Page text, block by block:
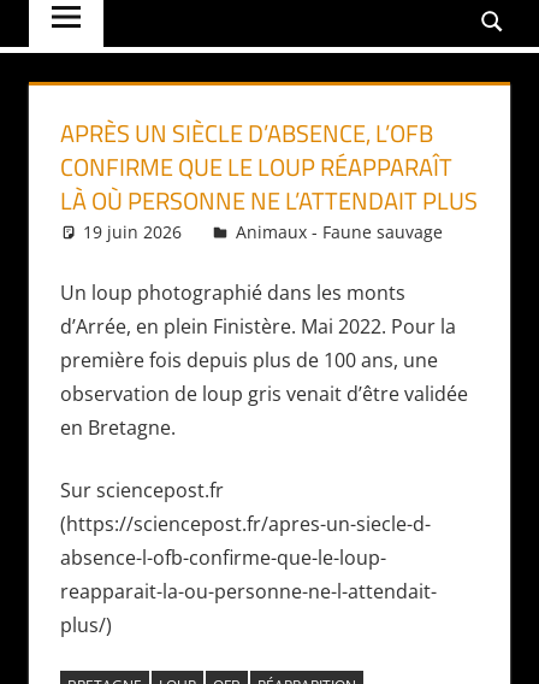
APRÈS UN SIÈCLE D’ABSENCE, L’OFB
CONFIRME QUE LE LOUP RÉAPPARAÎT
LÀ OÙ PERSONNE NE L’ATTENDAIT PLUS
19 juin 2026 Daniel
Animaux - Faune sauvage
Un loup photographié dans les monts
d’Arrée, en plein Finistère. Mai 2022. Pour la
première fois depuis plus de 100 ans, une
observation de loup gris venait d’être validée
en Bretagne.
Sur sciencepost.fr
(https://sciencepost.fr/apres-un-siecle-d-
absence-l-ofb-confirme-que-le-loup-
reapparait-la-ou-personne-ne-l-attendait-
plus/)